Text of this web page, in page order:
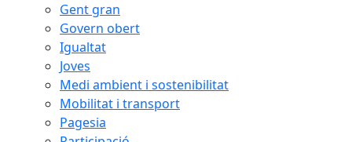
Gent gran
Govern obert
Igualtat
Joves
Medi ambient i sostenibilitat
Mobilitat i transport
Pagesia